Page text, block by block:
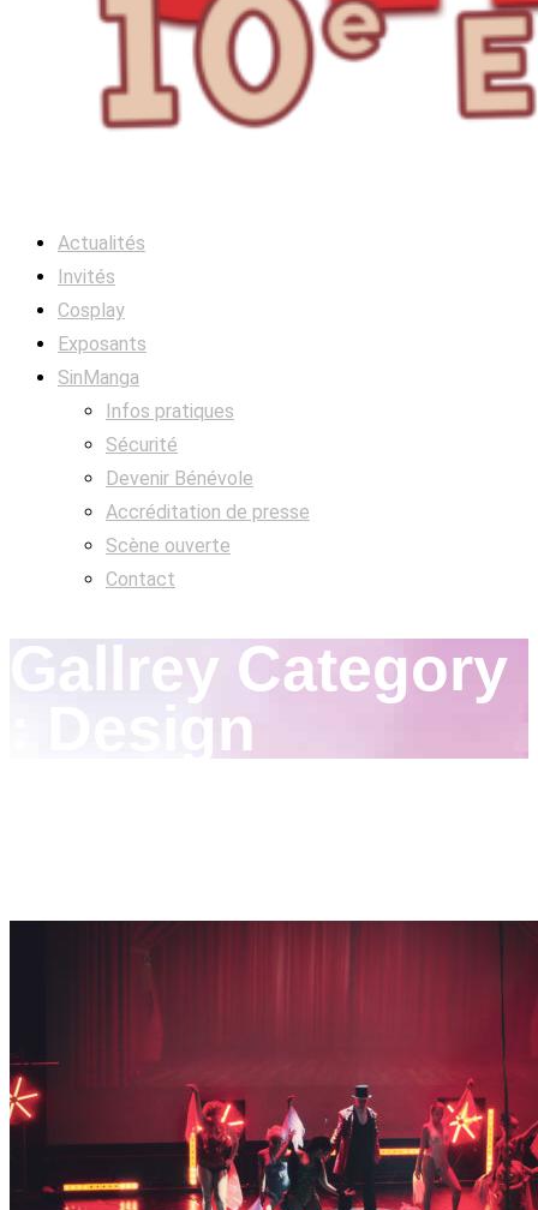
Actualités
Invités
Cosplay
Exposants
SinManga
Infos pratiques
Sécurité
Devenir Bénévole
Accréditation de presse
Scène ouverte
Contact
Gallrey Category
Design